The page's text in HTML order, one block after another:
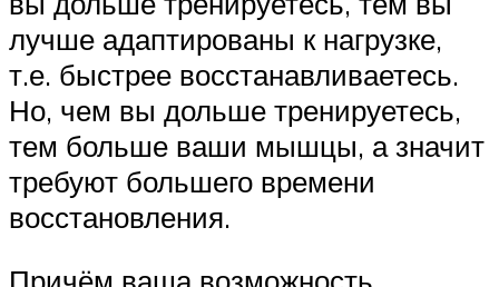
лучше адаптированы к нагрузке,
т.е. быстрее восстанавливаетесь.
Но, чем вы дольше тренируетесь,
тем больше ваши мышцы, а значит
требуют большего времени
восстановления.